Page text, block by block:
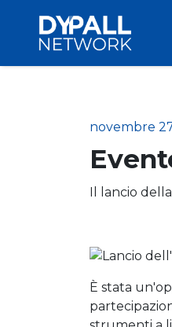
novembre
Il lancio
È stata